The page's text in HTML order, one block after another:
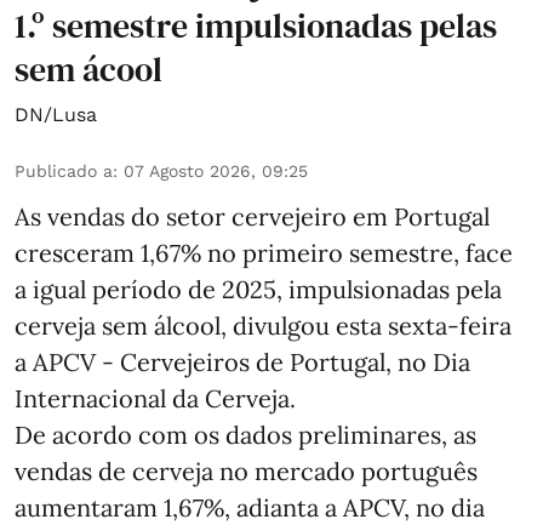
1.º semestre impulsionadas pelas
sem ácool
DN/Lusa
Publicado a: 07 Agosto 2026, 09:25
As vendas do setor cervejeiro em Portugal
cresceram 1,67% no primeiro semestre, face
a igual período de 2025, impulsionadas pela
cerveja sem álcool, divulgou esta sexta-feira
a APCV - Cervejeiros de Portugal, no Dia
Internacional da Cerveja.
De acordo com os dados preliminares, as
vendas de cerveja no mercado português
aumentaram 1,67%, adianta a APCV, no dia